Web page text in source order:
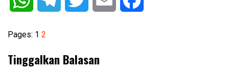
Pages: 1 2
Tinggalkan Balasan